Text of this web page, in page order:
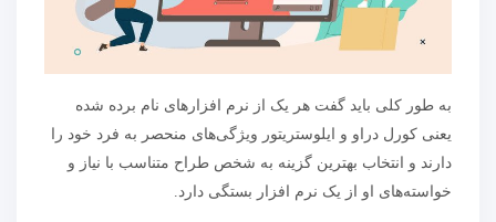
به طور کلی باید گفت هر یک از نرم افزارهای نام برده شده
یعنی کورل دراو و ایلوستریتور ویژگی‌های منحصر به فرد خود را
دارند و انتخاب بهترین گزینه به شخص طراح متناسب با نیاز و
خواسته‌های او از یک نرم افزار بستگی دارد.